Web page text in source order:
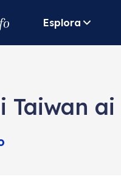
Esplora
Taiwan